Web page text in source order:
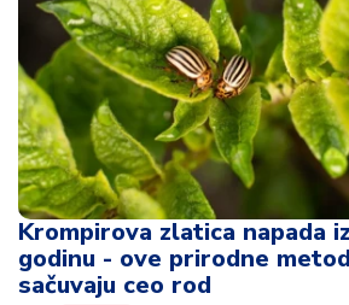
Krompirova zlatica napada
godinu - ove prirodne
sačuvaju ceo rod